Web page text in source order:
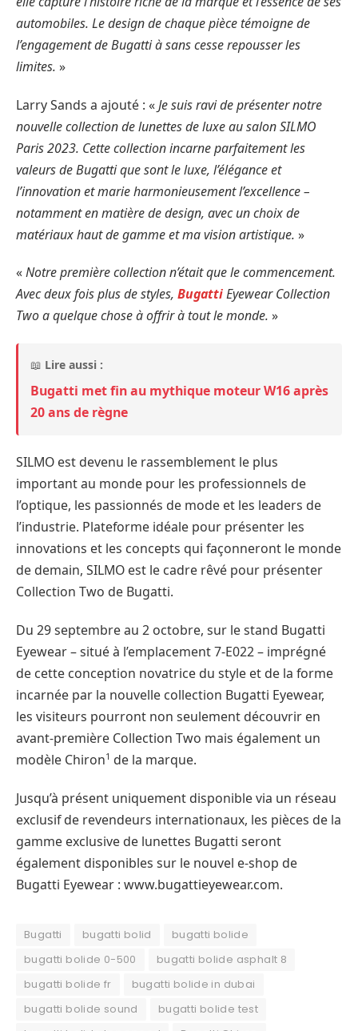
automobiles. Le design de chaque pièce témoigne de
l’engagement de Bugatti à sans cesse repousser les
limites. »
Larry Sands a ajouté : «Je suis ravi de présenter notre
nouvelle collection de lunettes de luxe au salon SILMO
Paris 2023. Cette collection incarne parfaitement les
valeurs de Bugatti que sont le luxe, l’élégance et
l’innovation et marie harmonieusement l’excellence –
notamment en matière de design, avec un choix de
matériaux haut de gamme et ma vision artistique. »
«Notre première collection n’était que le commencement.
Avec deux fois plus de styles, BugattiEyewear Collection
Two a quelque chose à offrir à tout le monde. »
📖 Lire aussi :
Bugatti met fin au mythique moteur W16 après
20 ans de règne
SILMO est devenu le rassemblement le plus
important au monde pour les professionnels de
l’optique, les passionnés de mode et les leaders de
l’industrie. Plateforme idéale pour présenter les
innovations et les concepts qui façonneront le monde
de demain, SILMO est le cadre rêvé pour présenter
Collection Two de Bugatti.
Du 29 septembre au 2 octobre, sur le stand Bugatti
Eyewear – situé à l’emplacement 7-E022 – imprégné
de cette conception novatrice du style et de la forme
incarnée par la nouvelle collection Bugatti Eyewear,
les visiteurs pourront non seulement découvrir en
avant-première Collection Two mais également un
modèle Chiron1 de la marque.
Jusqu’à présent uniquement disponible via un réseau
exclusif de revendeurs internationaux, les pièces de la
gamme exclusive de lunettes Bugatti seront
également disponibles sur le nouvel e-shop de
Bugatti Eyewear : www.bugattieyewear.com.
Bugatti bugatti bolid
bugatti bolide
bugatti bolide 0-500
bugatti bolide asphalt 8
bugatti bolide fr
bugatti bolide in dubai
bugatti bolide sound
bugatti bolide test